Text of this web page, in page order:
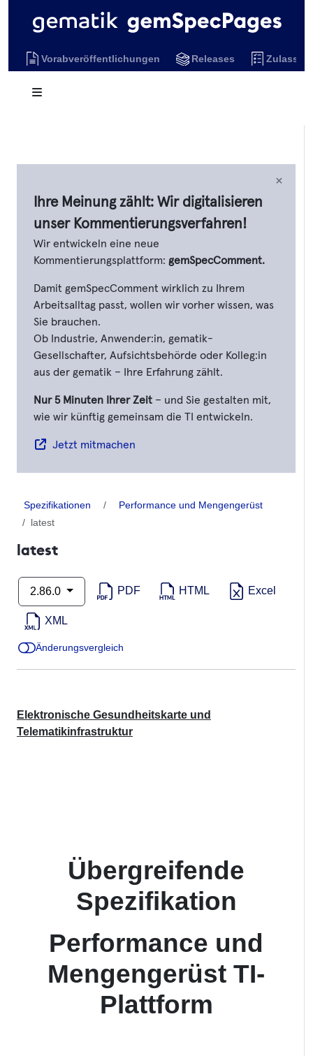
Vorabveröffentlichungen Releases
×
Ihre Meinung zählt: Wir digitalisieren
unser Kommentierungsverfahren!
Wir entwickeln eine neue
Kommentierungsplattform: gemSpecComment.
Damit gemSpecComment wirklich zu Ihrem
Arbeitsalltag passt, wollen wir vorher wissen, was
Sie brauchen.
Ob Industrie, Anwender:in, gematik-
Gesellschafter, Aufsichtsbehörde oder Kolleg:in
aus der gematik – Ihre Erfahrung zählt.
Nur 5 Minuten Ihrer Zeit – und Sie gestalten mit,
wie wir künftig gemeinsam die TI entwickeln.
Jetzt mitmachen
Spezifikationen
Performance und Mengengerüst
latest
latest
2.86.0 PDF HTML Excel
XML
Änderungsvergleich
Elektronische Gesundheitskarte und
Telematikinfrastruktur
Übergreifende
Spezifikation
Performance und
Mengengerüst TI-
Plattform